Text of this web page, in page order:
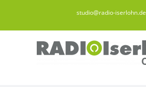
springen
studio@radio-iserlohn.de